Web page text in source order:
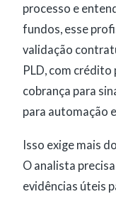
processo e
fundos, esse
validação
PLD, com crédito
cobrança para
para automação
Isso exige mais
O analista
evidências úteis